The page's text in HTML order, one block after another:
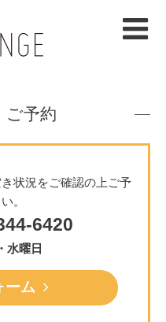
ご予約
状況をご確認の上ご予
。
6420
水曜日
ーム